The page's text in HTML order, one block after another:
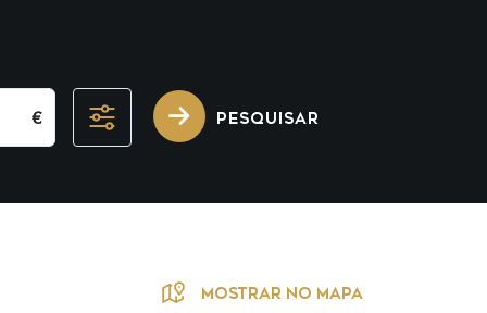
€ PESQUISAR
MOSTRAR NO MAPA